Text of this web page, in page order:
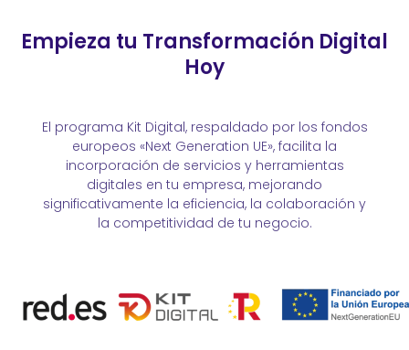
Empieza tu Transformación Digital
Hoy
El programa Kit Digital, respaldado por los fondos
europeos «Next Generation UE», facilita la
incorporación de servicios y herramientas
digitales en tu empresa, mejorando
significativamente la eficiencia, la colaboración y
la competitividad de tu negocio.